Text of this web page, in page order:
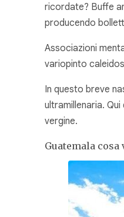
ricordate? Buffe
producendo
Associazioni
variopinto
In questo breve
ultramillenaria.
vergine.
Guatemala